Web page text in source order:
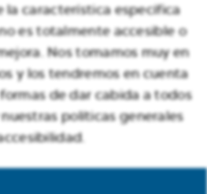
la característica específica
es totalmente accesible o
Nos tomamos muy en
y los tendremos en cuenta
de dar cabida a todos
políticas generales